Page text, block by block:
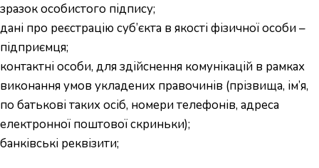
зразок особистого підпису;
дані про реєстрацію суб’єкта в якості фізичної особи –
підприємця;
контактні особи, для здійснення комунікацій в рамках
виконання умов укладених правочинів (прізвища, ім’я,
по батькові таких осіб, номери телефонів, адреса
електронної поштової скриньки);
банківські реквізити;